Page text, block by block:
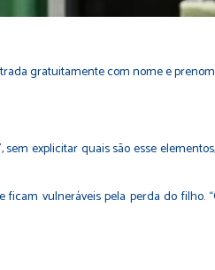
gratuitamente com nome e
explicitar quais são esse
vulneráveis pela perda do filho.